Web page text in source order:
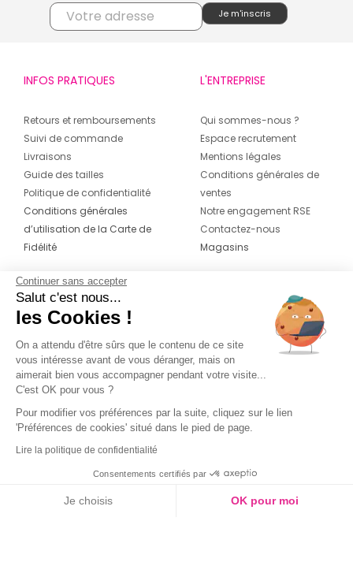
INFOS PRATIQUES
Retours et remboursements
Suivi de commande
Livraisons
Guide des tailles
Politique de confidentialité
Conditions générales
d’utilisation de la Carte de
Fidélité
L'ENTREPRISE
Qui sommes-nous ?
Espace recrutement
Mentions légales
Conditions générales de
ventes
Notre engagement RSE
Contactez-nous
Magasins
CONTACT
04 42 20 78 42
Du lundi au jeudi de 8h30 à 16h30 & le
vendredi de 8h30 à 15h30
Continuer sans accepter
Salut c'est nous...
les Cookies !
On a attendu d'être sûrs que le contenu de ce site
vous intéresse avant de vous déranger, mais on
aimerait bien vous accompagner pendant votre visite...
C'est OK pour vous ?
Pour modifier vos préférences par la suite, cliquez sur le lien
'Préférences de cookies' situé dans le pied de page.
Lire la politique de confidentialité
Consentements certifiés par
Je choisis OK pour moi